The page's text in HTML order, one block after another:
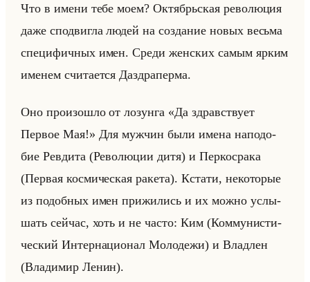
Что в имени тебе моем? Ок­тябрьская ре­во­лю­ция
даже спо­двиг­ла людей на со­зда­ние новых весьма
спе­ци­фич­ных имен. Среди жен­ских самым ярким
име­нем счи­та­ет­ся Да­здра­пер­ма.
Оно про­изо­шло от ло­зун­га «Да здравствует
Первое Мая!» Для муж­чин были имена на­по­до­
бие Рев­ди­та (Ре­во­лю­ции дитя) и Пер­ко­сра­ка
(Пер­вая кос­ми­че­ская ра­ке­та). Кста­ти, неко­то­рые
из по­доб­ных имен при­жи­лись и их можно услы­
шать сейчас, хоть и не часто: Ким (Ком­му­ни­сти­
че­ский Ин­тер­на­ци­онал Мо­ло­де­жи) и Влад­лен
(Вла­ди­мир Ленин).